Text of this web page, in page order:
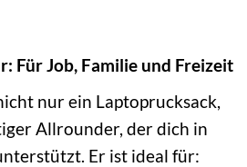
Für Job, Familie und Freizeit
nur ein Laptoprucksack,
Allrounder, der dich in
Er ist ideal für: